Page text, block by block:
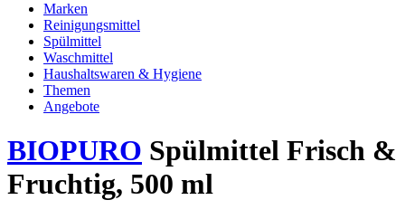
Marken
Reinigungsmittel
Spülmittel
Waschmittel
Haushaltswaren & Hygiene
Themen
Angebote
BIOPURO Spülmittel Frisch &
Fruchtig, 500 ml